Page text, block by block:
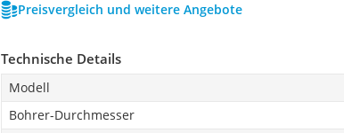
Preisvergleich und weitere Angebote
Technische Details
Modell
Bohrer-Durchmesser